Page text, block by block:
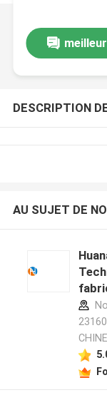
DESCRIPTION
AU SUJET DE
CHINE